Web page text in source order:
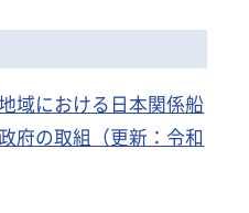
域における日本関係船
府の取組（更新：令和